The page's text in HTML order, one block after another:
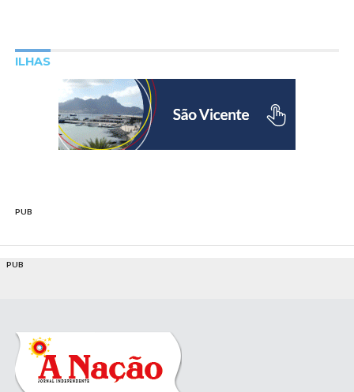
ILHAS
PUB
PUB